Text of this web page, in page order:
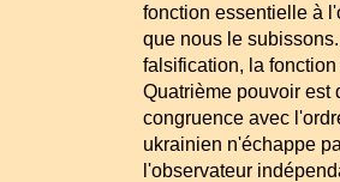
fonction essentielle à
que nous le
falsification, la
Quatrième pouvoir est
congruence avec
ukrainien n'échappe
l'observateur